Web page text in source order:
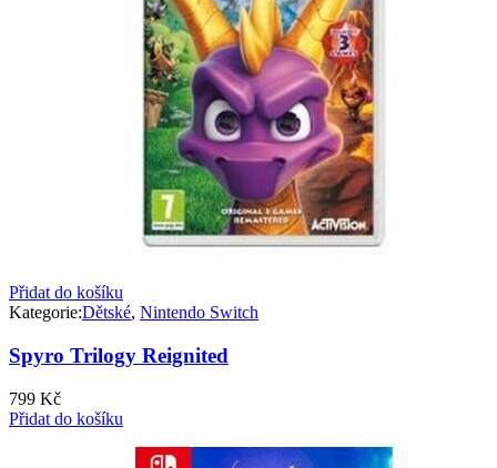
Přidat do košíku
Kategorie:Dětské, Nintendo Switch
Spyro Trilogy Reignited
799 Kč
Přidat do košíku